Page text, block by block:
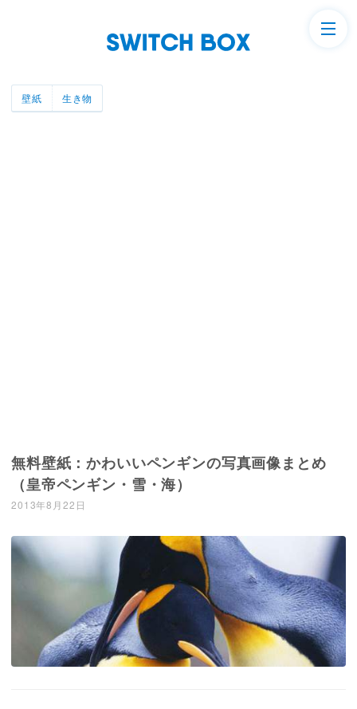
壁紙 生き物
無料壁紙：かわいいペンギンの写真画像まとめ
（皇帝ペンギン・雪・海）
2013年8月22日